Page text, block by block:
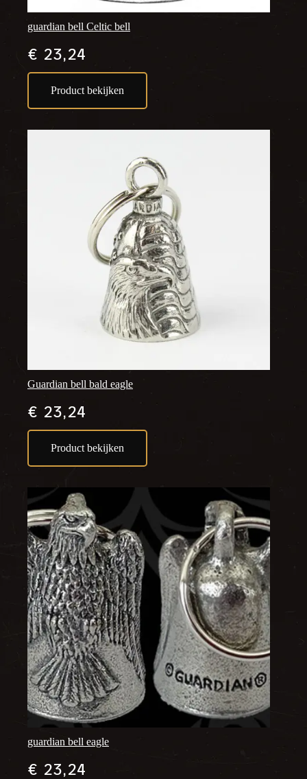
guardian bell Celtic bell
€23,24
Product bekijken
Guardian bell bald eagle
€23,24
Product bekijken
guardian bell eagle
€23,24